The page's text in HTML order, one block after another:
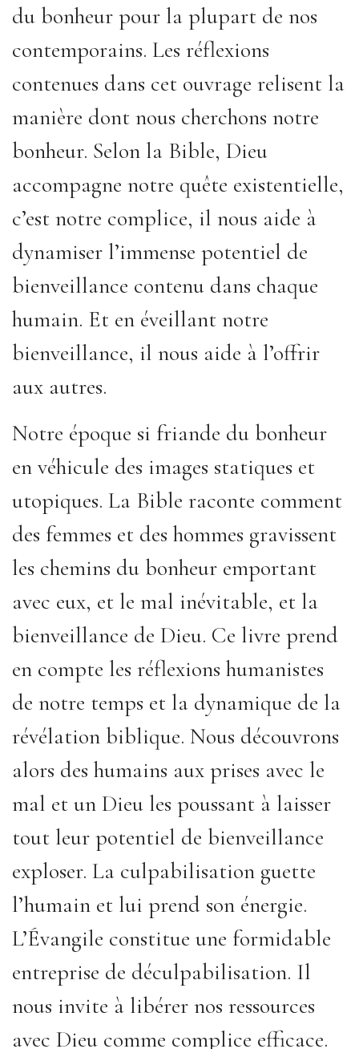
du bonheur pour la plupart de nos
contemporains. Les réflexions
contenues dans cet ouvrage relisent la
manière dont nous cherchons notre
bonheur. Selon la Bible, Dieu
accompagne notre quête existentielle,
c’est notre complice, il nous aide à
dynamiser l’immense potentiel de
bienveillance contenu dans chaque
humain. Et en éveillant notre
bienveillance, il nous aide à l’offrir
aux autres.
Notre époque si friande du bonheur
en véhicule des images statiques et
utopiques. La Bible raconte comment
des femmes et des hommes gravissent
les chemins du bonheur emportant
avec eux, et le mal inévitable, et la
bienveillance de Dieu. Ce livre prend
en compte les réflexions humanistes
de notre temps et la dynamique de la
révélation biblique. Nous découvrons
alors des humains aux prises avec le
mal et un Dieu les poussant à laisser
tout leur potentiel de bienveillance
exploser. La culpabilisation guette
l’humain et lui prend son énergie.
L’Évangile constitue une formidable
entreprise de déculpabilisation. Il
nous invite à libérer nos ressources
avec Dieu comme complice efficace.